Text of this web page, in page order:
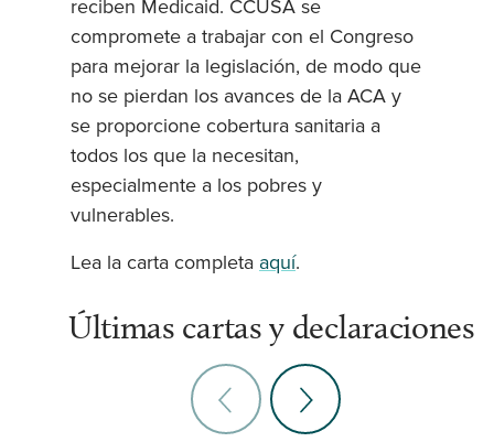
reciben Medicaid. CCUSA se
compromete a trabajar con el Congreso
para mejorar la legislación, de modo que
no se pierdan los avances de la ACA y
se proporcione cobertura sanitaria a
todos los que la necesitan,
especialmente a los pobres y
vulnerables.
Lea la carta completa aquí.
Últimas cartas y declaraciones